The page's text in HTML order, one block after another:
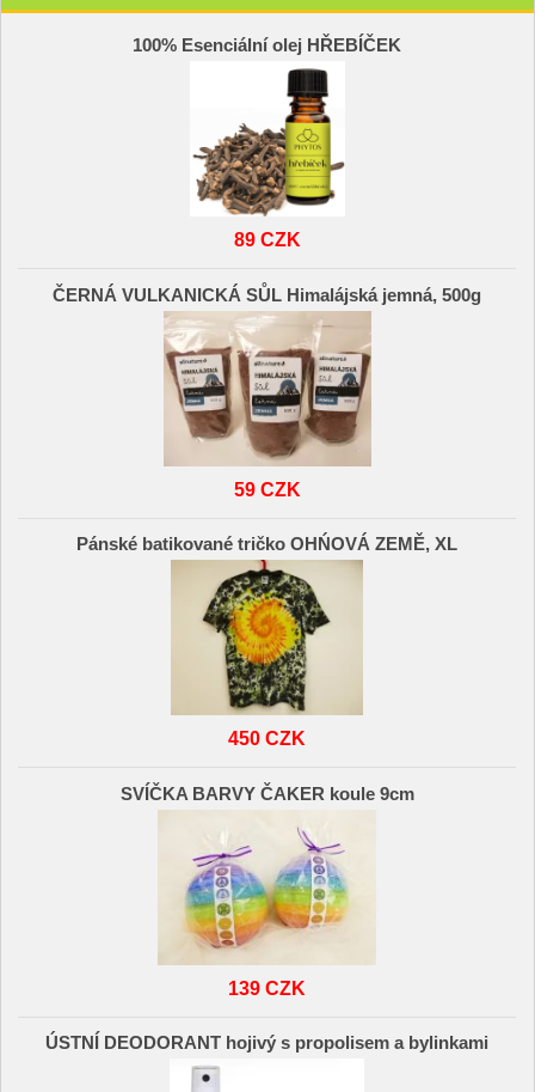
100% Esenciální olej HŘEBÍČEK
89 CZK
ČERNÁ VULKANICKÁ SŮL Himalájská jemná, 500g
59 CZK
Pánské batikované tričko OHŃOVÁ ZEMĚ, XL
450 CZK
SVÍČKA BARVY ČAKER koule 9cm
139 CZK
ÚSTNÍ DEODORANT hojivý s propolisem a bylinkami